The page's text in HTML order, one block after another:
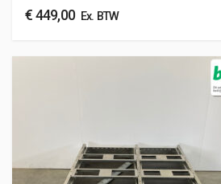
€449,00Ex. BTW